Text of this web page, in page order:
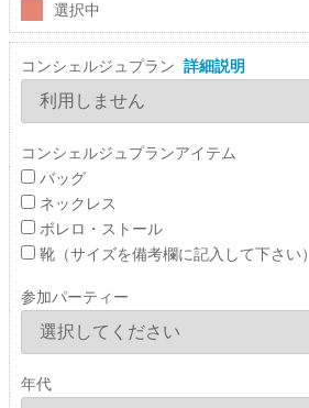
選択中
コンシェルジュプラン 詳細説明
コンシェルジュプランアイテム
バッグ
ネックレス
ボレロ・ストール
靴（サイズを備考欄に記入して下さい）
参加パーティー
年代